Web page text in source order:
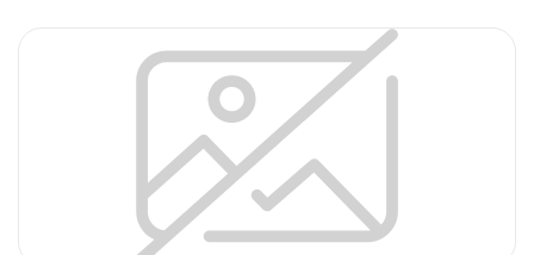
Товары до 30000 рублей (488)
Серебряные стаканы (487) Браслеты (327)
Кувшины и вазы из серебра (312)
Фужеры и бокалы из серебра (312) Рюмки (308)
Серебряная фляга (238)